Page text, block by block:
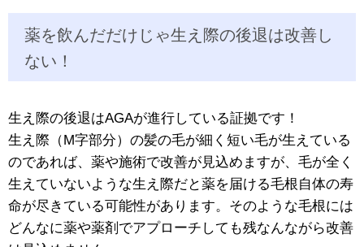
薬を飲んだだけじゃ生え際の後退は改善し
ない！
生え際の後退はAGAが進行している証拠です！
生え際（M字部分）の髪の毛が細く短い毛が生えている
のであれば、薬や施術で改善が見込めますが、毛が全く
生えていないような生え際だと薬を届ける毛根自体の寿
命が尽きている可能性があります。そのような毛根には
どんなに薬や薬剤でアプローチしても残なんながら改善